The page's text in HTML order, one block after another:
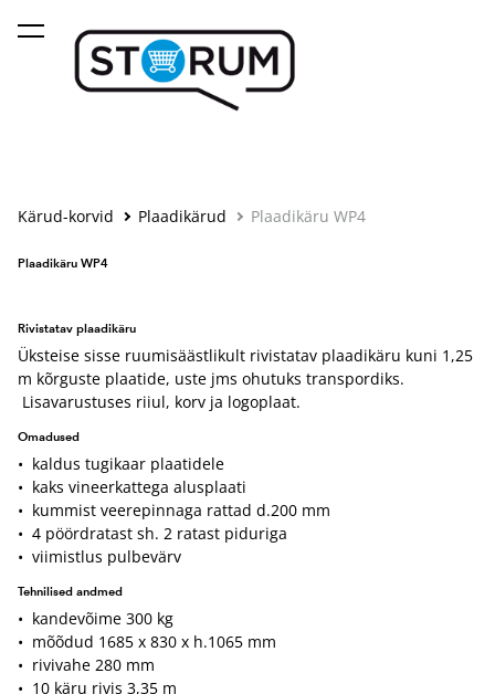
lisati ostukorvi. Vaata ostukorvi
Kärud-korvid Plaadikärud Plaadikäru WP4
Plaadikäru WP4
Rivistatav plaadikäru
Üksteise sisse ruumisäästlikult rivistatav plaadikäru kuni 1,25
m kõrguste plaatide, uste jms ohutuks transpordiks.
Lisavarustuses riiul, korv ja logoplaat.
Omadused
• kaldus tugikaar plaatidele
• kaks vineerkattega alusplaati
• kummist veerepinnaga rattad d.200 mm
• 4 pöördratast sh. 2 ratast piduriga
• viimistlus pulbevärv
Tehnilised andmed
• kandevõime 300 kg
• mõõdud 1685 x 830 x h.1065 mm
• rivivahe 280 mm
• 10 käru rivis 3,35 m